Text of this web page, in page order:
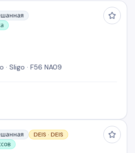
Sligo · F56 NA09
DEIS · DEIS